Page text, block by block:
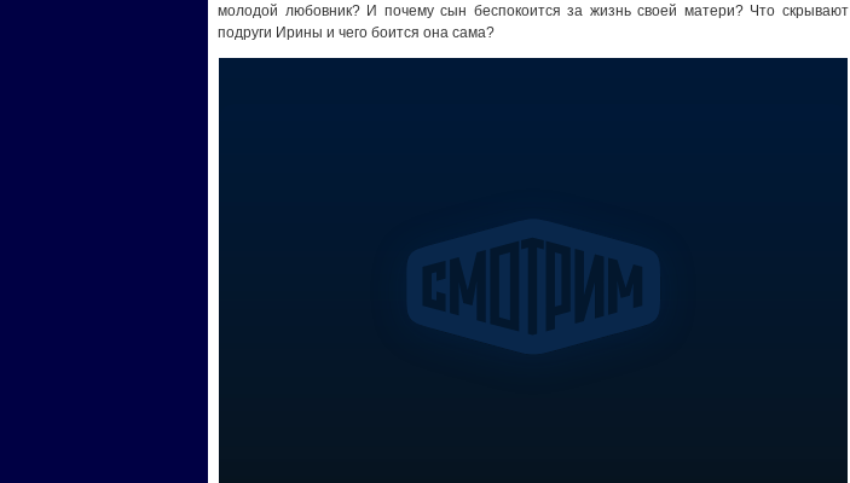
молодой любовник? И почему сын беспокоится за жизнь своей матери? Что скрывают
подруги Ирины и чего боится она сама?